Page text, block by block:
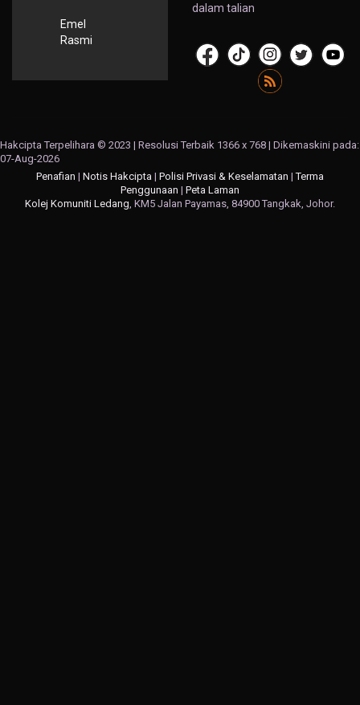
Emel
Rasmi
dalam talian
Hakcipta Terpelihara © 2023 | Resolusi Terbaik 1366 x 768 | Dikemaskini pada:
07-Aug-2026
Penafian | Notis Hakcipta | Polisi Privasi & Keselamatan |Terma
Penggunaan | Peta Laman
Kolej Komuniti Ledang , KM5 Jalan Payamas, 84900 Tangkak, Johor.